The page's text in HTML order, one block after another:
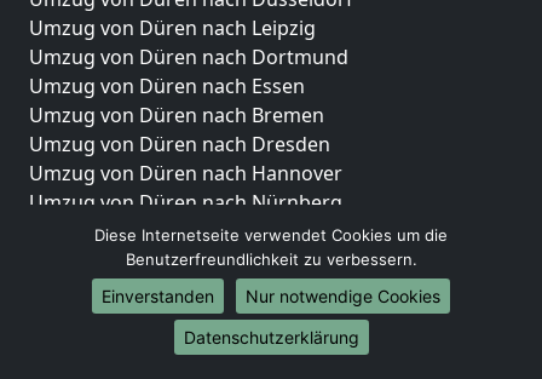
Umzug von Düren nach Leipzig
Umzug von Düren nach Dortmund
Umzug von Düren nach Essen
Umzug von Düren nach Bremen
Umzug von Düren nach Dresden
Umzug von Düren nach Hannover
Umzug von Düren nach Nürnberg
Umzug von Düren nach Duisburg
Umzug von Düren nach Bochum
Umzug von Düren nach Wuppertal
Umzug von Düren nach Bielefeld
Umzug von Düren nach Bonn
Diese Internetseite verwendet Cookies um die
Benutzerfreundlichkeit zu verbessern.
Einverstanden
Nur notwendige Cookies
Datenschutzerklärung